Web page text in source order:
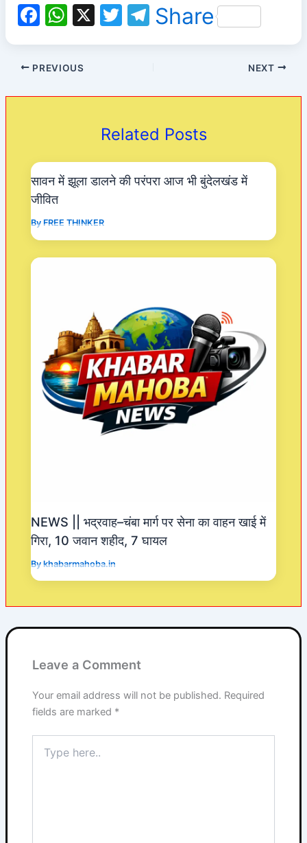
F
c
e
b
k
W
at
s
A
X
T
T
a
m
Share
PREVIOUS NEXT
Related Posts
सावन में झूला डालने की परंपरा आज भी बुंदेलखंड में
जीवित
By FREE THINKER
NEWS || भद्रवाह–चंबा मार्ग पर सेना का वाहन खाई में
गिरा, 10 जवान शहीद, 7 घायल
Bykhabarmahoba.in
Leave a Comment
Your email address will not be published. Required
fields are marked *
here..